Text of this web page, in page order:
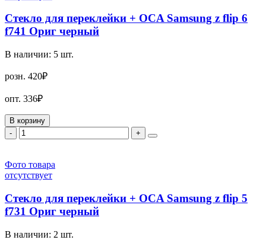
Стекло для переклейки + OCA Samsung z flip 6
f741 Ориг черный
В наличии: 5 шт.
розн. 420₽
опт. 336₽
В корзину
-
+
Фото товара
отсутствует
Стекло для переклейки + OCA Samsung z flip 5
f731 Ориг черный
В наличии: 2 шт.